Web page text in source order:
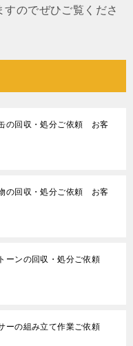
のでぜひご覧くださ
の回収・処分ご依頼 お客
の回収・処分ご依頼 お客
ーンの回収・処分ご依頼
ーの組み立て作業ご依頼